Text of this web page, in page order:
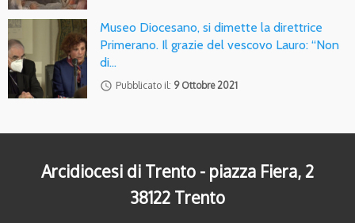
Museo Diocesano, si dimette la direttrice
Primerano. Il grazie del vescovo Lauro: “Non
di…
access_time Pubblicato il: 9 Ottobre 2021
Arcidiocesi di Trento - piazza Fiera, 2
38122 Trento